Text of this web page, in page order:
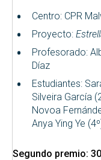
Centro: CPR
Proyecto:
Profesorado:
Díaz
Estudiantes:
Silveira García
Novoa
Anya Ying Ye
Segundo premio: